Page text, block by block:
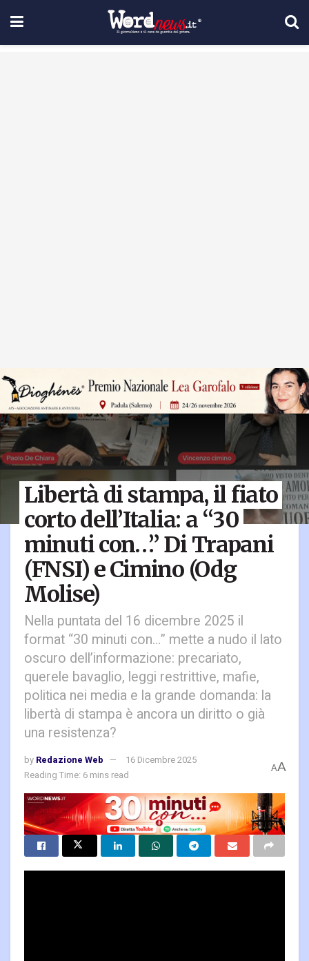
Libertà di stampa, il fiato
corto dell’Italia: a “30
minuti con…” Di Trapani
(FNSI) e Cimino (Odg
Molise)
Nella puntata del 16 dicembre 2025 il
format “30 minuti con…” mette a nudo il lato
oscuro dell’informazione: precariato,
querele bavaglio, leggi restrittive, mafie,
politica nei media e la grande domanda: la
libertà di stampa è ancora un diritto o già
una resistenza?
by Redazione Web
16 Dicembre 2025
Reading Time: 6 mins read
AA